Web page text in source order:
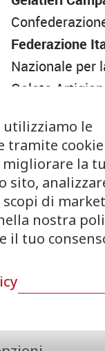
Federazione
Nazionale per
Gelato
–
Italiana ,SIGEP
Gelateria,
Artigianali e
le
tramite cookie
la
sito,
di
nostra
il tuo